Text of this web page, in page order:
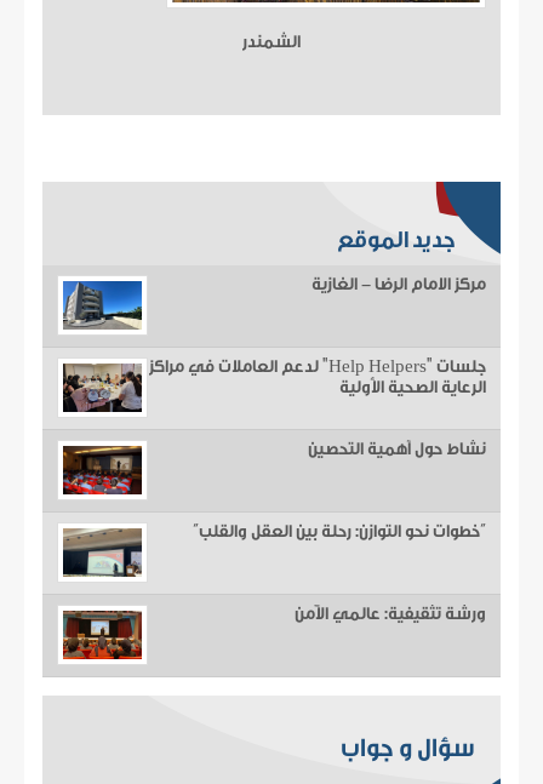
الشمندر
جديد الموقع
مركز الامام الرضا - الغازية
جلسات "Help Helpers" لدعم العاملات في مراكز
الرعاية الصحية الأولية
نشاط حول أهمية التحصين
“خطوات نحو التوازن: رحلة بين العقل والقلب”
ورشة تثقيفية: عالمي الآمن
سؤال و جواب